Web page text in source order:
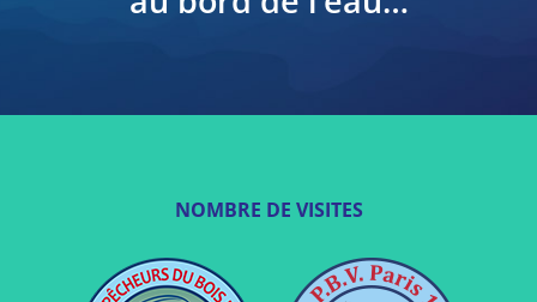
NOMBRE DE VISITES